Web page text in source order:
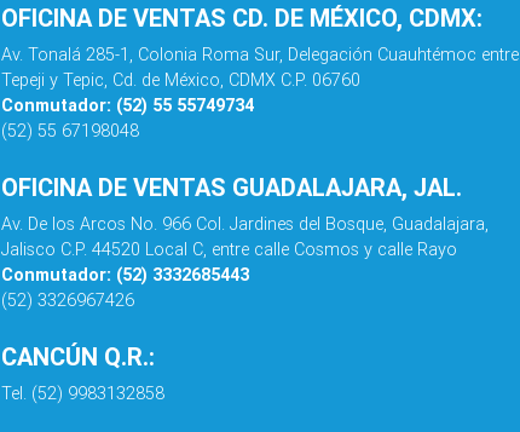
OFICINA DE VENTAS CD. DE MÉXICO, CDMX:
Av. Tonalá 285-1, Colonia Roma Sur, Delegación Cuauhtémoc entre
Tepeji y Tepic, Cd. de México, CDMX C.P. 06760
Conmutador: (52) 55 55749734
(52) 55 67198048
OFICINA DE VENTAS GUADALAJARA, JAL.
Av. De los Arcos No. 966 Col. Jardines del Bosque, Guadalajara,
Jalisco C.P. 44520 Local C, entre calle Cosmos y calle Rayo
Conmutador: (52) 3332685443
(52) 3326967426
CANCÚN Q.R.:
Tel. (52) 9983132858